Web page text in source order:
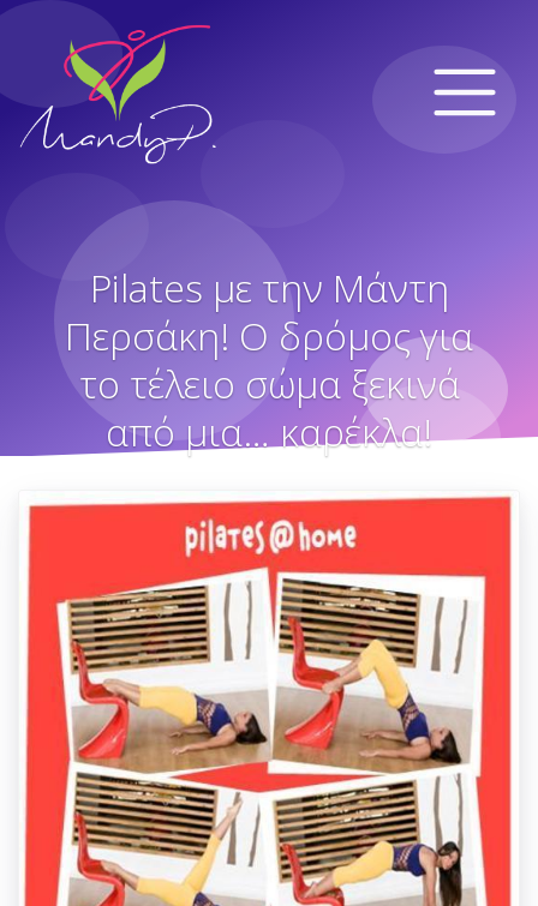
Pilates με την Μάντη
Περσάκη! Ο δρόμος για
το τέλειο σώμα ξεκινά
από μια… καρέκλα!